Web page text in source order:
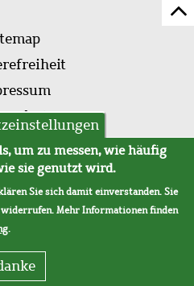
AVBum zu messen, wie häufig
sie genutzt wird.
Sie sich damit einverstanden. Sie
Mehr Informationen finden
.